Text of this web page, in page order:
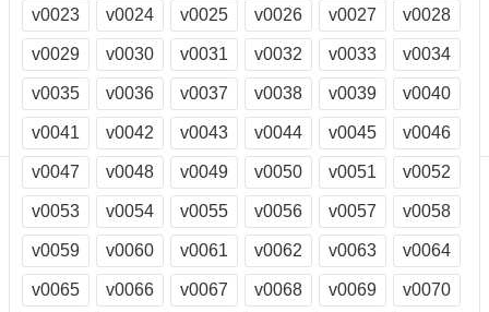
站
導
覽
最
新
消
息
關
於
我
們
v0023 v0024 v0025 v0026 v0027 v0028
v0029 v0030 v0031 v0032 v0033 v0034
v0035 v0036 v0037 v0038 v0039 v0040
v0041 v0042 v0043 v0044 v0045 v0046
v0047 v0048 v0049 v0050 v0051 v0052
v0053 v0054 v0055 v0056 v0057 v0058
v0059 v0060 v0061 v0062 v0063 v0064
v0065 v0066 v0067 v0068 v0069 v0070